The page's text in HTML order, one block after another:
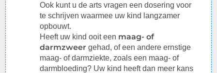
Ook kunt u de arts vragen een dosering voor
te schrijven waarmee uw kind langzamer
opbouwt.
Heeft uw kind ooit een maag- of
darmzweergehad, of een andere ernstige
maag- of darmziekte, zoals een maag- of
darmbloeding? Uw kind heeft dan meer kans